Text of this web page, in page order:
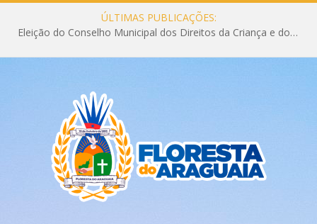
ÚLTIMAS PUBLICAÇÕES:
Eleição do Conselho Municipal dos Direitos da Criança e do Adolescente CMDCA 2026